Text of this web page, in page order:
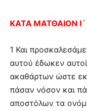
ΚΑΤΑ ΜΑΤΘΑΙΟΝ Ι´
1 Και
αυτού έδωκεν
ακαθάρτων ώστε
πάσαν νόσον και
αποστόλων τα